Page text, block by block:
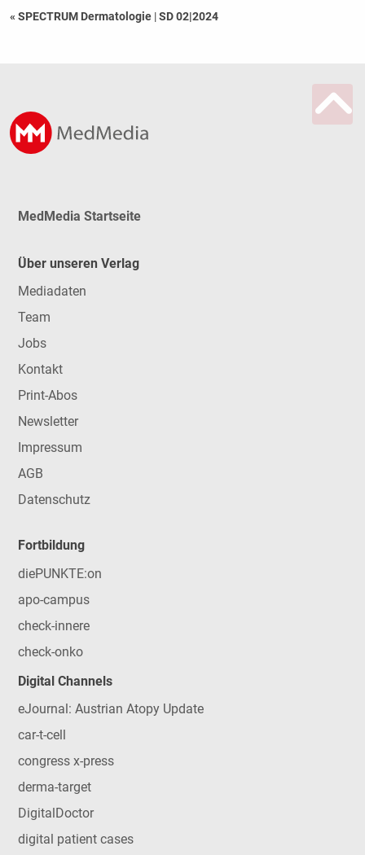
« SPECTRUM Dermatologie |SD 02|2024
MedMedia Startseite
Über unseren Verlag
Mediadaten
Team
Jobs
Kontakt
Print-Abos
Newsletter
Impressum
AGB
Datenschutz
Fortbildung
diePUNKTE:on
apo-campus
check-innere
check-onko
Digital Channels
eJournal: Austrian Atopy Update
car-t-cell
congress x-press
derma-target
DigitalDoctor
digital patient cases